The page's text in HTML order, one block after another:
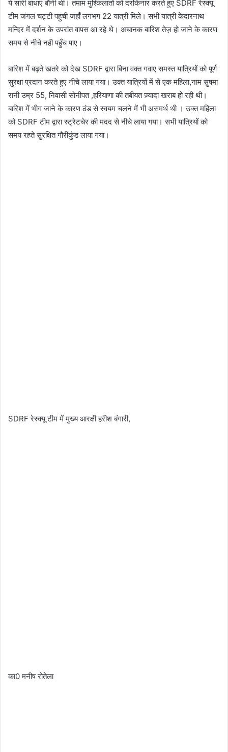
ये सारी बाधाएं बौनी थी। तमाम मुश्किलातों को दरकिनार करते हुए SDRF रेस्क्यू
टीम जंगल चट्टी पहुची जहाँ लगभग 22 यात्री मिले। सभी यात्री केदारनाथ
मन्दिर में दर्शन के उपरांत वापस आ रहे थे। अचानक बारिश तेज़ हो जाने के कारण
समय से नीचे नही पहुँच पाए।
बारिश में बढ़ते खतरे को देख SDRF द्वारा बिना वक्त गवाए समस्त यात्रियों को पूर्ण
सुरक्षा प्रदान करते हुए नीचे लाया गया। उक्त यात्रियों में से एक महिला,नाम सुषमा
रानी उम्र 55, निवासी सोनीपत ,हरियाणा की तबीयत ज़्यादा खराब हो रही थी।
बारिश में भीग जाने के कारण ठंड से स्वयम चलने में भी असमर्थ थी । उक्त महिला
को SDRF टीम द्वारा स्ट्रेटचेर की मदद से नीचे लाया गया। सभी यात्रियों को
समय रहते सुरक्षित गौरीकुंड लाया गया।
SDRF रेस्क्यू टीम में मुख्य आरक्षी हरीश बंगारी,
का0 मनीष रोतेला